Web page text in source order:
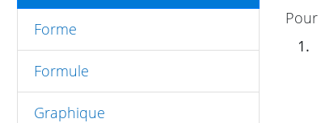
Forme
Formule
Graphique
Pour
1.